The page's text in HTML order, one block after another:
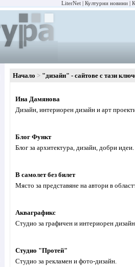
LiterNet Културни новини
Начало "дизайн" - сайтове с тази
Ина Дамянова
Дизайн, интериорен дизайн и арт
Блог Функт
Блог за архитектура, дизайн, добри идеи.
В самолет без билет
Място за представяне на автори в
Акваграфикс
Студио за графичен и интериорен
Студио "Протей"
Студио за рекламен и фото-дизайн.